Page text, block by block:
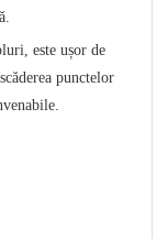
este ușor de
punctelor